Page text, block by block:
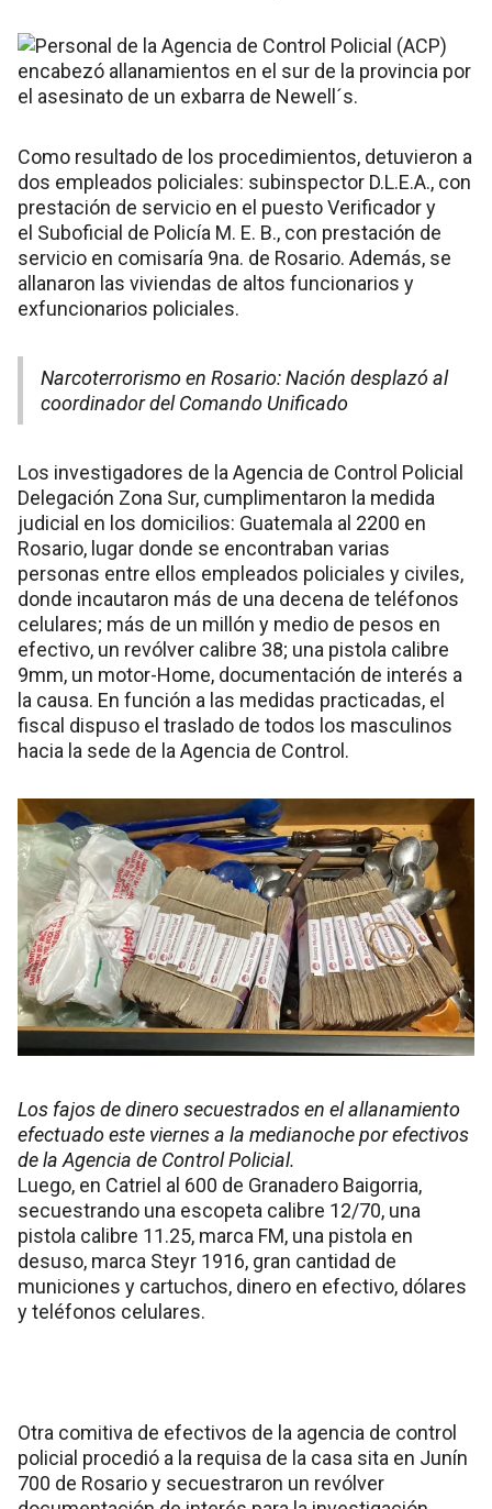
Como resultado de los procedimientos, detuvieron a
dos empleados policiales: subinspector D.L.E.A., con
prestación de servicio en el puesto Verificador y
el Suboficial de Policía M. E. B., con prestación de
servicio en comisaría 9na. de Rosario. Además, se
allanaron las viviendas de altos funcionarios y
exfuncionarios policiales.
Narcoterrorismo en Rosario: Nación desplazó al
coordinador del Comando Unificado
Los investigadores de la Agencia de Control Policial
Delegación Zona Sur, cumplimentaron la medida
judicial en los domicilios: Guatemala al 2200 en
Rosario, lugar donde se encontraban varias
personas entre ellos empleados policiales y civiles,
donde incautaron más de una decena de teléfonos
celulares; más de un millón y medio de pesos en
efectivo, un revólver calibre 38; una pistola calibre
9mm, un motor-Home, documentación de interés a
la causa. En función a las medidas practicadas, el
fiscal dispuso el traslado de todos los masculinos
hacia la sede de la Agencia de Control.
Los fajos de dinero secuestrados en el allanamiento
efectuado este viernes a la medianoche por efectivos
de la Agencia de Control Policial.
Luego, en Catriel al 600 de Granadero Baigorria,
secuestrando una escopeta calibre 12/70, una
pistola calibre 11.25, marca FM, una pistola en
desuso, marca Steyr 1916, gran cantidad de
municiones y cartuchos, dinero en efectivo, dólares
y teléfonos celulares.
Otra comitiva de efectivos de la agencia de control
policial procedió a la requisa de la casa sita en Junín
700 de Rosario y secuestraron un revólver